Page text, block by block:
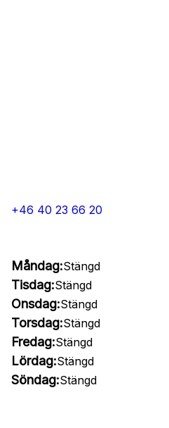
+46 40 23 66 20
Måndag:Stängd
Tisdag:Stängd
Onsdag:Stängd
Torsdag:Stängd
Fredag:Stängd
Lördag:Stängd
Söndag:Stängd